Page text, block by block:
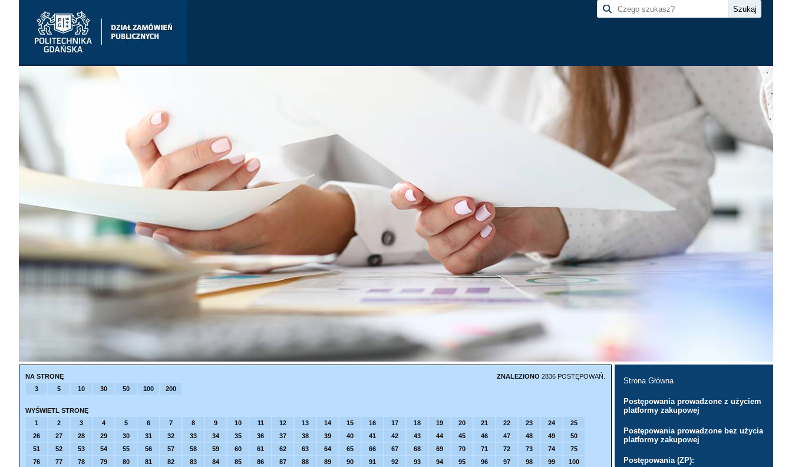
ZNALEZIONO 2836 POSTĘPOWAŃ.
NA STRONĘ
3
5 10 30 50 100 200
WYŚWIETL STRONĘ
1
2 3 4 5 6 7 8 9 10 11 12 13 14 15 16 17 18 19 20 21 22 23 24
25
26
27 28 29 30 31 32 33 34 35 36 37 38 39 40 41 42 43 44 45 46 47 48 49
50
51
52 53 54 55 56 57 58 59 60 61 62 63 64 65 66 67 68 69 70 71 72 73 74
75
76
77 78 79 80 81 82 83 84 85 86 87 88 89 90 91 92 93 94 95 96 97 98 99
100
Strona Główna
Postępowania prowadzone z użyciem
platformy zakupowej
Postępowania prowadzone bez użycia
platformy zakupowej
Postępowania (ZP):